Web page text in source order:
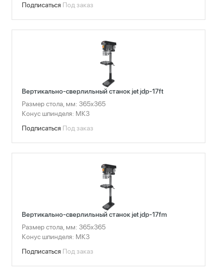
Подписаться Под заказ
Вертикально-сверлильный станок jet jdp-17ft
Размер стола, мм: 365x365
Конус шпинделя: МК3
Подписаться Под заказ
Вертикально-сверлильный станок jet jdp-17fm
Размер стола, мм: 365x365
Конус шпинделя: МК3
Подписаться Под заказ